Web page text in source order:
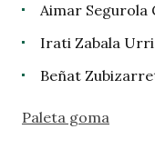
Aimar Segurola
Irati Zabala
Beñat
Paleta goma